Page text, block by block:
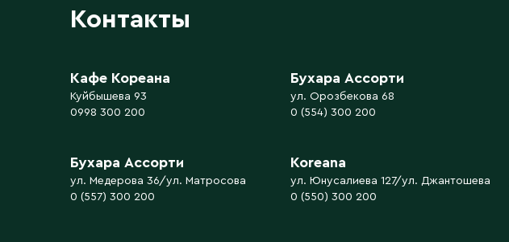
Контакты
Кафе Кореана
Куйбышева 93
0998 300 200
Бухара Ассорти
ул. Орозбекова 68
0 (554) 300 200
Бухара Ассорти
ул. Медерова 36/ул. Матросова
0 (557) 300 200
Koreana
ул. Юнусалиева 127/ул. Джантошева
0 (550) 300 200